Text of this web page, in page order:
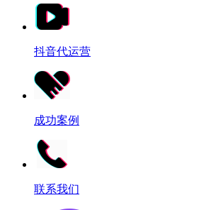
抖音代运营
成功案例
联系我们